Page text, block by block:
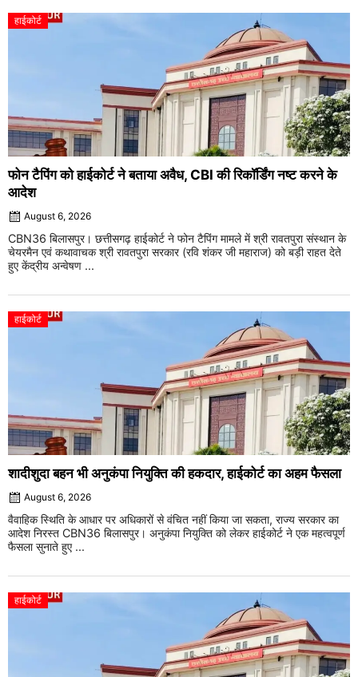
हाईकोर्ट
फोन टैपिंग को हाईकोर्ट ने बताया अवैध, CBI की रिकॉर्डिंग नष्ट करने के
आदेश
August 6, 2026
CBN36 बिलासपुर। छत्तीसगढ़ हाईकोर्ट ने फोन टैपिंग मामले में श्री रावतपुरा संस्थान के
चेयरमैन एवं कथावाचक श्री रावतपुरा सरकार (रवि शंकर जी महाराज) को बड़ी राहत देते
हुए केंद्रीय अन्वेषण ...
हाईकोर्ट
शादीशुदा बहन भी अनुकंपा नियुक्ति की हकदार, हाईकोर्ट का अहम फैसला
August 6, 2026
वैवाहिक स्थिति के आधार पर अधिकारों से वंचित नहीं किया जा सकता, राज्य सरकार का
आदेश निरस्त CBN36 बिलासपुर। अनुकंपा नियुक्ति को लेकर हाईकोर्ट ने एक महत्वपूर्ण
फैसला सुनाते हुए ...
हाईकोर्ट